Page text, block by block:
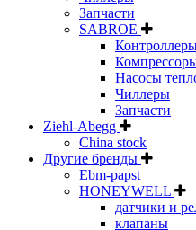
Запчасти
SABROE
Насосы
Чиллеры
Запчасти
Ziehl-Abegg
China stock
Другие бренды
Ebm-papst
HONEYWELL
датчики и
клапаны